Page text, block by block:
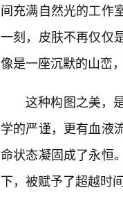
间充满自然光的工作
一刻，皮肤不再仅仅
像是一座沉默的山峦
这种构图之美，
学的严谨，更有血液
命状态凝固成了永恒
下，被赋予了超越时